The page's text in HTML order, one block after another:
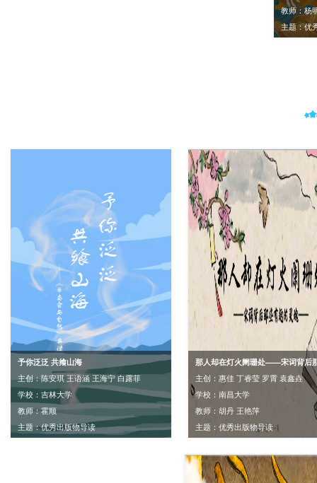
教师：杨
主题：优
予你泛泛 共飨山海
主创：陈安琪 王语涵 王海宁 白露菲
学校：吉林大学
教师：霍顺
主题：优秀出版物导读
主创：惠佳 丁睿莹 罗霄 袁鑫垚
学校：南昌大学
教师：胡丹 王艳萍
主题：优秀出版物导读